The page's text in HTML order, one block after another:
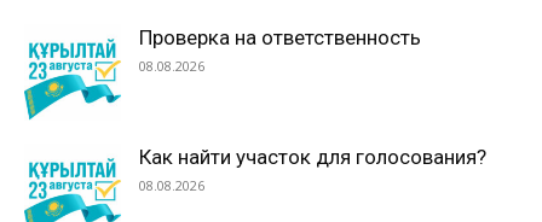
Проверка на ответственность
08.08.2026
Как найти участок для голосования?
08.08.2026